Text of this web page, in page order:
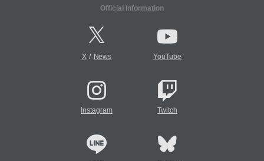
Official Information
X/ News YouTube
Instagram Twitch